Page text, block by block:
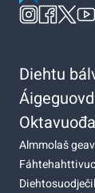
Diehtu
Almmolaš